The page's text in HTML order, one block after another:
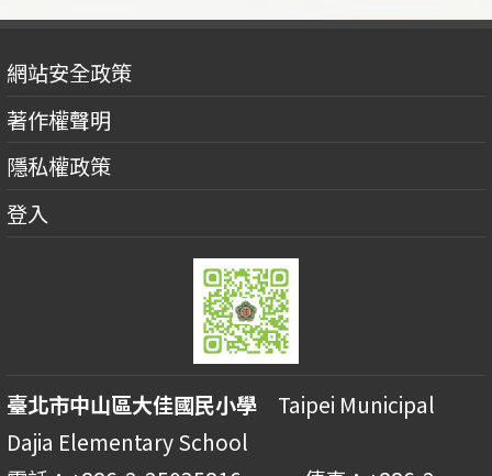
網站安全政策
著作權聲明
隱私權政策
登入
臺北市中山區大佳國民小學 Taipei Municipal
Dajia Elementary School